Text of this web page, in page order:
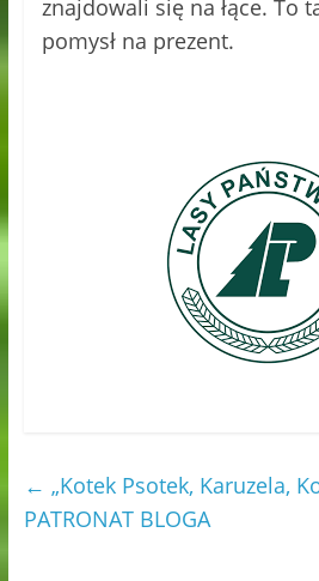
znajdowali się na łące. To
pomysł na prezent.
← „Kotek Psotek, Karuzela,
PATRONAT BLOGA